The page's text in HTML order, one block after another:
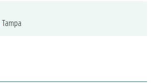
Tampa